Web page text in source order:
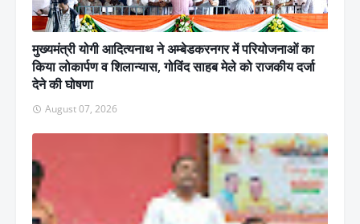
मुख्यमंत्री योगी आदित्यनाथ ने अम्बेडकरनगर में परियोजनाओं का
किया लोकार्पण व शिलान्यास, गोविंद साहब मेले को राजकीय दर्जा
देने की घोषणा
August 07, 2026